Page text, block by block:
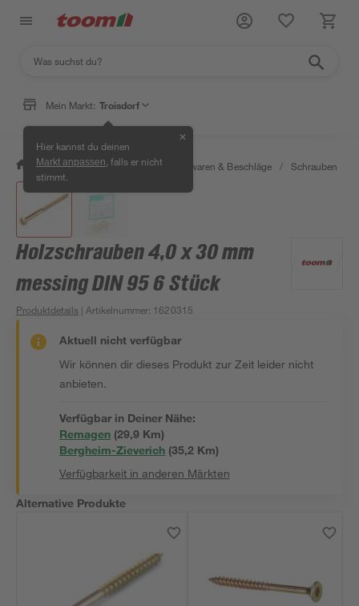
Mein Markt: Troisdorf
Hier kannst du deinen
Markt anpassen , falls er nicht
stimmt.
✕
/ Werkstatt & Maschinen / Eisenwaren & Beschläge / Schrauben
Holzschrauben 4,0 x 30 mm
messing DIN 95 6 Stück
Produktdetails | Artikelnummer: 1620315
Aktuell nicht verfügbar
Wir können dir dieses Produkt zur Zeit leider nicht
anbieten.
Verfügbar in Deiner Nähe:
Remagen (29,9 Km)
Bergheim-Zieverich (35,2 Km)
Verfügbarkeit in anderen Märkten
Alternative Produkte